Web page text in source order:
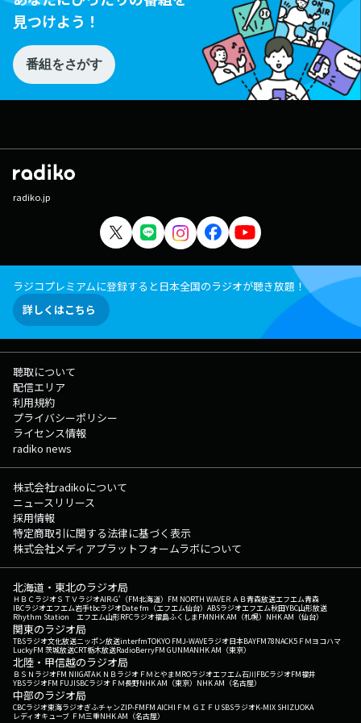
見つけよう！
番組をさがす
radiko.jp
ラジコプレミアムに登録すると日本全国のラジオが聴き放題！
詳しくはこちら
聴取について
配信エリア
利用規約
プライバシーポリシー
ライセンス情報
radiko news
株式会社radikoについて
ニュースリリース
採用情報
特定商取引に関する法律に基づく表示
株式会社メディアプラットフォームラボについて
北海道・東北のラジオ局
ＨＢＣラジオＳＴＶラジオAIR-G'（FM北海道） FM NORTH WAVEＲＡＢ青森放送エフエム青森
IBCラジオエフエム岩手tbcラジオDate fm（エフエム仙台） ABSラジオエフエム秋田YBC山形放送
Rhythm Station エフエム山形RFCラジオ福島ふくしまFMNHK AM（札幌） NHK AM（仙台）
関東のラジオ局
TBSラジオ文化放送ニッポン放送interfmTOKYO FMJ-WAVEラジオ日本BAYFM78NACK5 ＦＭヨコハマ
LuckyFM 茨城放送CRT栃木放送RadioBerryFM GUNMANHK AM（東京）
北陸・甲信越のラジオ局
ＢＳＮラジオFM NIIGATAＫＮＢラジオ ＦＭとやまMROラジオエフエム石川FBCラジオFM福井
YBSラジオFM FUJISBCラジオ ＦＭ長野NHK AM（東京） NHK AM（名古屋）
中部のラジオ局
CBCラジオ東海ラジオぎふチャンZIP-FMFM AICHI ＦＭ ＧＩＦＵ SBSラジオK-MIX SHIZUOKA
レディオキューブ ＦＭ三重NHK AM（名古屋）